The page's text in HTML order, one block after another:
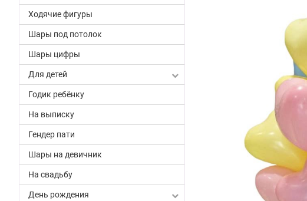
Ходячие фигуры
Шары под потолок
Шары цифры
Для детей
Годик ребёнку
На выписку
Гендер пати
Шары на девичник
На свадьбу
День рождения